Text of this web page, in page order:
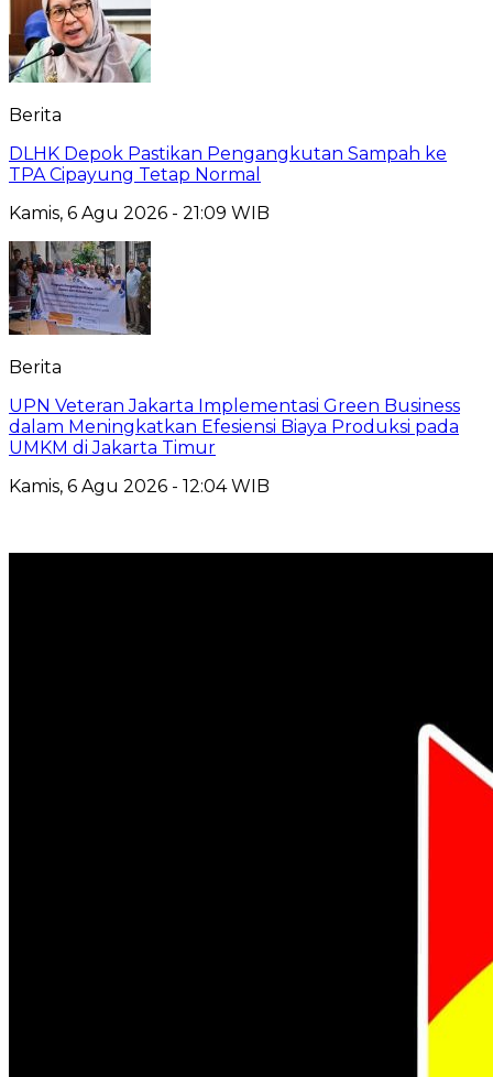
Berita
DLHK Depok Pastikan Pengangkutan Sampah ke
TPA Cipayung Tetap Normal
Kamis, 6 Agu 2026 - 21:09 WIB
Berita
UPN Veteran Jakarta Implementasi Green Business
dalam Meningkatkan Efesiensi Biaya Produksi pada
UMKM di Jakarta Timur
Kamis, 6 Agu 2026 - 12:04 WIB